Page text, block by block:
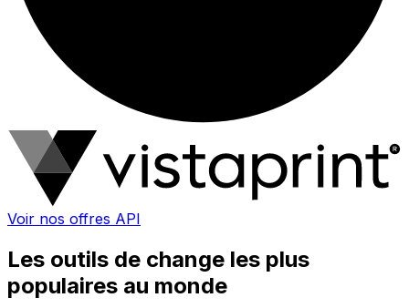
Voir nos offres API
Les outils de change les plus
populaires au monde